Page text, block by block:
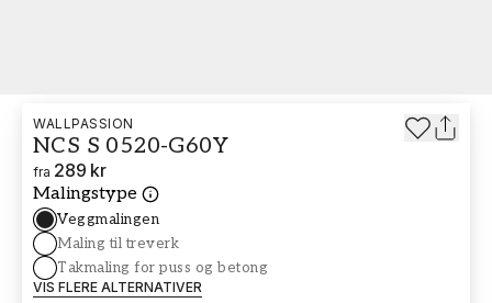
WALLPASSION
NCS S 0520-G60Y
fra 289 kr
Malingstype
Veggmalingen
Maling til treverk
Takmaling for puss og betong
VIS FLERE ALTERNATIVER